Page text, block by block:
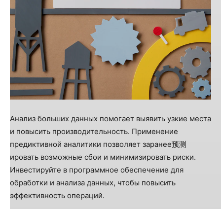
Анализ больших данных помогает выявить узкие места
и повысить производительность. Применение
предиктивной аналитики позволяет заранее预测
ировать возможные сбои и минимизировать риски.
Инвестируйте в программное обеспечение для
обработки и анализа данных, чтобы повысить
эффективность операций.